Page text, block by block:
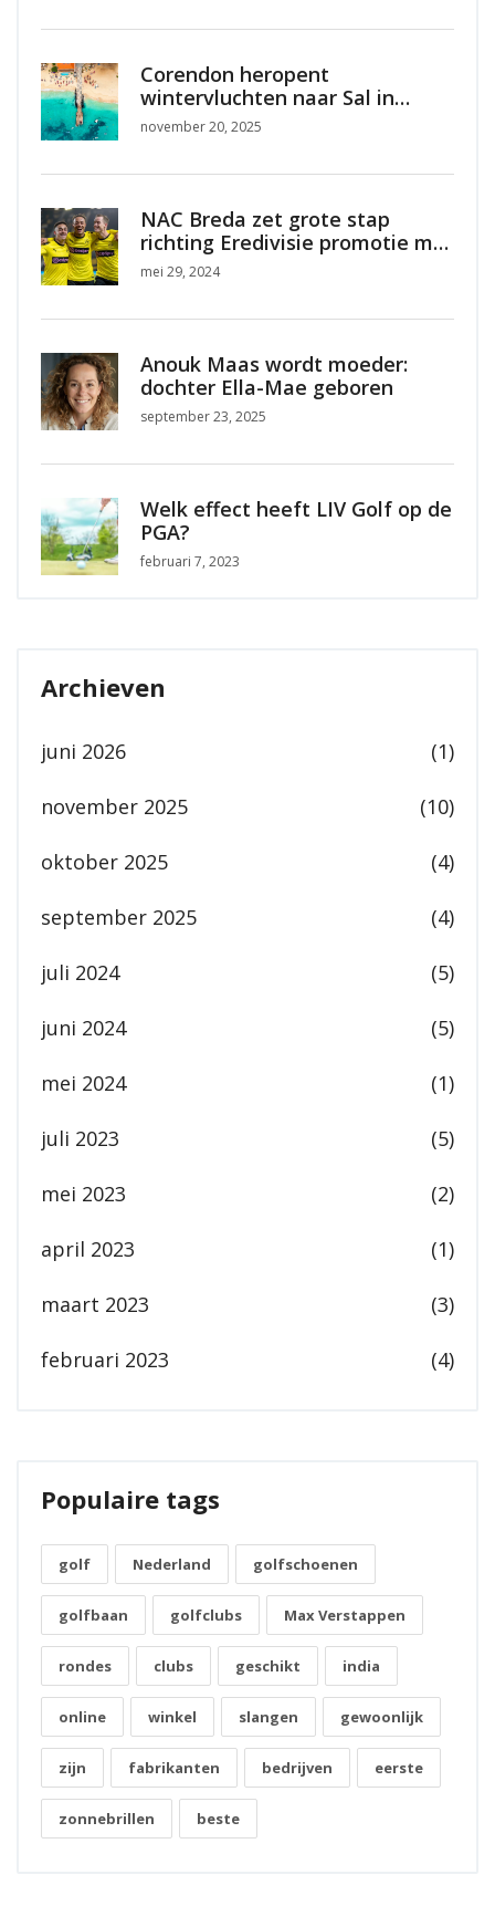
Corendon heropent
wintervluchten naar Sal in
Kaapverdië met nieuw
november 20, 2025
NAC Breda zet grote stap
richting Eredivisie promotie met
klinkende 6-2 overwinning op
mei 29, 2024
Anouk Maas wordt moeder:
dochter Ella-Mae geboren
september 23, 2025
Welk effect heeft LIV Golf op de
PGA?
februari 7, 2023
Archieven
juni 2026 (1)
november 2025 (10)
oktober 2025 (4)
september 2025 (4)
juli 2024 (5)
juni 2024 (5)
mei 2024 (1)
juli 2023 (5)
mei 2023 (2)
april 2023 (1)
maart 2023 (3)
februari 2023 (4)
Populaire tags
golf Nederland golfschoenen
golfbaan golfclubs Max Verstappen
rondes clubs geschikt india
online winkel slangen gewoonlijk
zijn fabrikanten bedrijven eerste
zonnebrillen beste